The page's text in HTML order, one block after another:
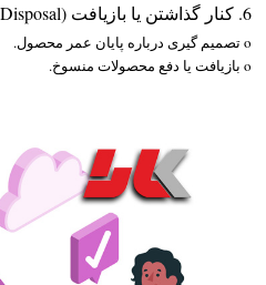
6. کنار گذاشتن یا بازیافت (End-of-Life and Disposal
o تصمیم گیری درباره پایان عمر محصول.
o بازیافت یا دفع محصولات منسوخ.